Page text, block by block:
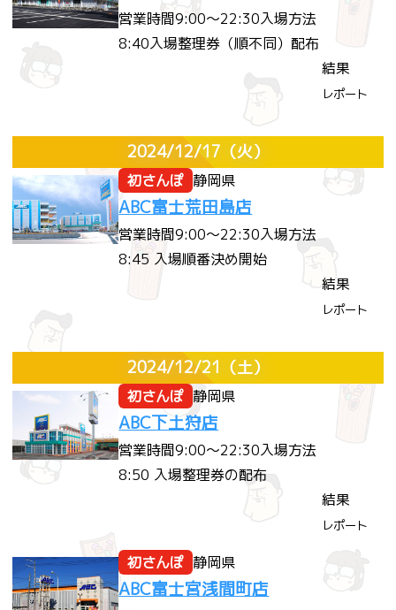
営業時間9:00～22:30入場方法
8:40入場整理券（順不同）配布
結果
レポート
2024/12/17 （火）
初さんぽ 静岡県
ABC富士荒田島店
営業時間9:00～22:30入場方法
8:45 入場順番決め開始
結果
レポート
2024/12/21 （土）
初さんぽ 静岡県
ABC下土狩店
営業時間9:00～22:30入場方法
8:50 入場整理券の配布
結果
レポート
初さんぽ 静岡県
ABC富士宮浅間町店